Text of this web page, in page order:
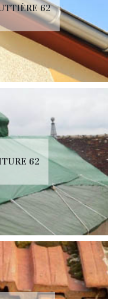
62
62